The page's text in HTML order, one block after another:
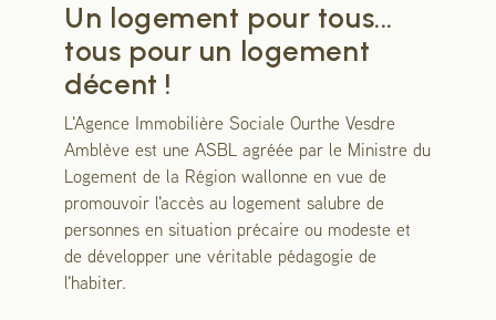
Un logement pour tous...
tous pour un logement
décent !
L'Agence Immobilière Sociale Ourthe Vesdre
Amblève est une ASBL agréée par le Ministre du
Logement de la Région wallonne en vue de
promouvoir l'accès au logement salubre de
personnes en situation précaire ou modeste et
de développer une véritable pédagogie de
l'habiter.